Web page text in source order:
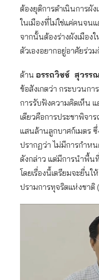
ต้องยุติการดำเนินการผั
ในเมืองที่ไม่ใช่แค่คนจน
จากนั้นต้องร่างผังเมือง
ตัวเองอยากอยู่อาศัยร่วม
ด้าน อรรถวิชช์ สุวรร
ข้อสังเกตว่า กระบวนก
การรับฟังความคิดเห็น
เดียวคือการประชาพิจา
แสนล้านลูกบาศก์เมตร
ปรากฏว่า ไม่มีการกำห
ดังกล่าว แต่มีการนำพื้น
โดยเรื่องนี้เตรียมจะยื่น
ปรามการทุจริตแห่งชาติ